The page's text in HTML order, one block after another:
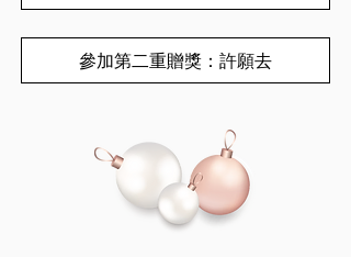
參加第二重贈獎：許願去